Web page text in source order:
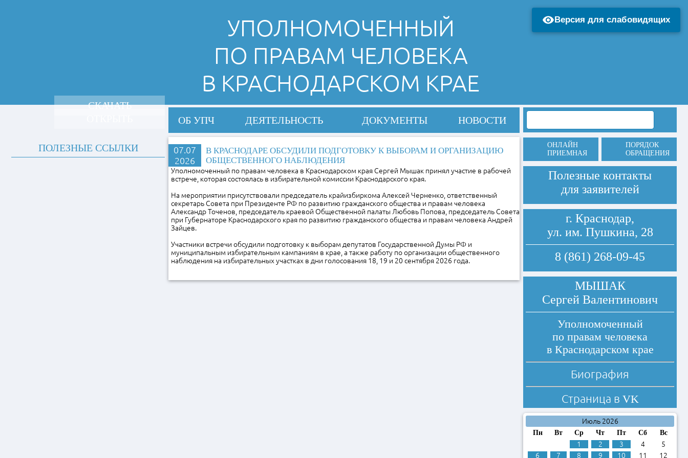
УПОЛНОМОЧЕННЫЙ
ПО ПРАВАМ ЧЕЛОВЕКА
В КРАСНОДАРСКОМ КРАЕ
ОБ УПЧ ДЕЯТЕЛЬНОСТЬ ДОКУМЕНТЫ НОВОСТИ
07.07
2026
В КРАСНОДАРЕ ОБСУДИЛИ ПОДГОТОВКУ К ВЫБОРАМ И ОРГАНИЗАЦИЮ
ОБЩЕСТВЕННОГО НАБЛЮДЕНИЯ
Уполномоченный по правам человека в Краснодарском края Сергей Мышак принял участие в рабочей
встрече, которая состоялась в избирательной комиссии Краснодарского края.
На мероприятии присутствовали председатель крайизбиркома Алексей Черненко, ответственный
секретарь Совета при Президенте РФ по развитию гражданского общества и правам человека
Александр Точенов, председатель краевой Общественной палаты Любовь Попова, председатель Совета
при Губернаторе Краснодарского края по развитию гражданского общества и правам человека Андрей
Зайцев.
Участники встречи обсудили подготовку к выборам депутатов Государственной Думы РФ и
муниципальным избирательным кампаниям в крае, а также работу по организации общественного
наблюдения на избирательных участках в дни голосования 18, 19 и 20 сентября 2026 года.
СКАЧАТЬ
ПОЛЕЗНЫЕ ССЫЛКИ
ОНЛАЙН
ПРИЕМНАЯ
ПОРЯДОК
ОБРАЩЕНИЯ
Полезные контакты
для заявителей
г. Краснодар,
ул. им. Пушкина, 28
8 (861) 268-09-45
МЫШАК
Сергей Валентинович
Уполномоченный
по правам человека
в Краснодарском крае
Биография
Страница в VK
Июль 2026
Пн Вт Ср Чт Пт Сб Вс
1 2 3 4
5
6
7 8 9 10 11 12
Версия для слабовидящих